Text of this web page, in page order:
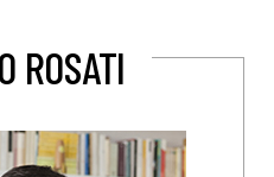
ROSATI